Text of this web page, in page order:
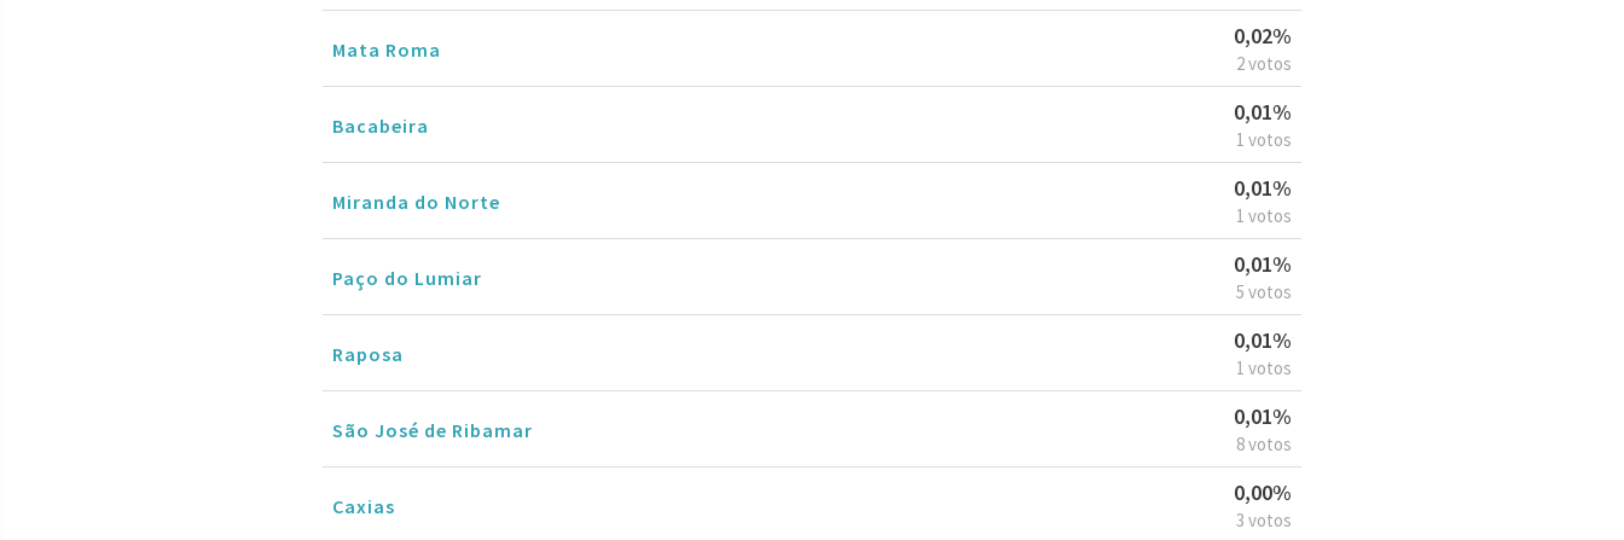
Mata Roma
0,02%
2 votos
Bacabeira
0,01%
1 votos
Miranda do Norte
0,01%
1 votos
Paço do Lumiar
0,01%
5 votos
Raposa
0,01%
1 votos
São José de Ribamar
0,01%
8 votos
Caxias
0,00%
3 votos